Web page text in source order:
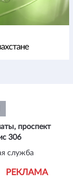
РЕКЛАМА
проспект
306
служба